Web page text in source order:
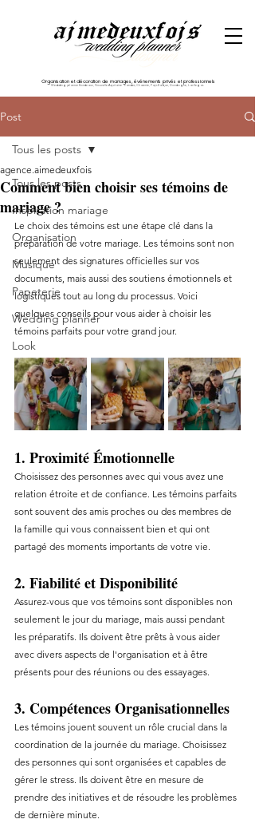
Organisation et décoration de mariages, événements privés et professionnels
Wedding planner Bordeaux, Nouvelle Aquitaine - Landes, Charente, Pays Basque, Dordogne, Las Vegas
Post
Tous les posts
Inspiration mariage
Organisation
Musique
Papeterie
Wedding planner
Look
Tous les posts
Comment bien choisir ses témoins de
mariage ?
agence.aimedeuxfois
Le choix des témoins est une étape clé dans la
préparation de votre mariage. Les témoins sont non
seulement des signatures officielles sur vos
documents, mais aussi des soutiens émotionnels et
logistiques tout au long du processus. Voici
quelques conseils pour vous aider à choisir les
témoins parfaits pour votre grand jour.
1. Proximité Émotionnelle
Choisissez des personnes avec qui vous avez une
relation étroite et de confiance. Les témoins parfaits
sont souvent des amis proches ou des membres de
la famille qui vous connaissent bien et qui ont
partagé des moments importants de votre vie.
2. Fiabilité et Disponibilité
Assurez-vous que vos témoins sont disponibles non
seulement le jour du mariage, mais aussi pendant
les préparatifs. Ils doivent être prêts à vous aider
avec divers aspects de l'organisation et à être
présents pour des réunions ou des essayages.
3. Compétences Organisationnelles
Les témoins jouent souvent un rôle crucial dans la
coordination de la journée du mariage. Choisissez
des personnes qui sont organisées et capables de
gérer le stress. Ils doivent être en mesure de
prendre des initiatives et de résoudre les problèmes
de dernière minute.